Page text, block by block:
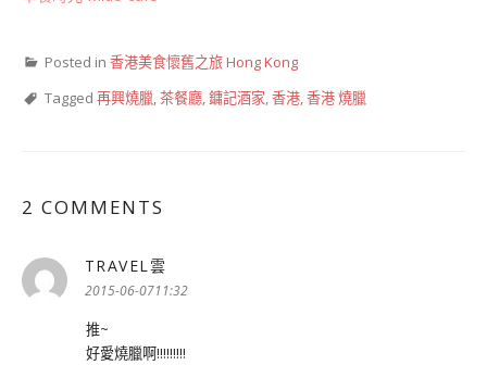
Posted in 香港美食懷舊之旅 Hong Kong
Tagged 再興燒臘,茶餐廳,鏞記酒家,香港,香港 燒臘
2 COMMENTS
TRAVEL雲
示:
2015-06-0711:32
推~
好愛燒臘啊!!!!!!!!!